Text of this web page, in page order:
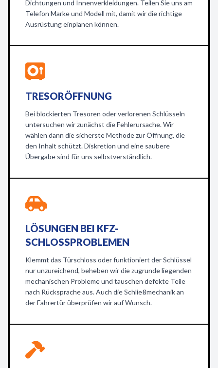
Dichtungen und Innenverkleidungen. Teilen Sie uns am
Telefon Marke und Modell mit, damit wir die richtige
Ausrüstung einplanen können.
TRESORÖFFNUNG
Bei blockierten Tresoren oder verlorenen Schlüsseln
untersuchen wir zunächst die Fehlerursache. Wir
wählen dann die sicherste Methode zur Öffnung, die
den Inhalt schützt. Diskretion und eine saubere
Übergabe sind für uns selbstverständlich.
LÖSUNGEN BEI KFZ-
SCHLOSSPROBLEMEN
Klemmt das Türschloss oder funktioniert der Schlüssel
nur unzureichend, beheben wir die zugrunde liegenden
mechanischen Probleme und tauschen defekte Teile
nach Rücksprache aus. Auch die Schließmechanik an
der Fahrertür überprüfen wir auf Wunsch.